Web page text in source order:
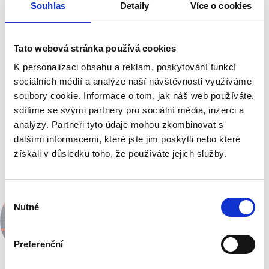
Souhlas Detaily Více o cookies
Tato webová stránka používá cookies
K personalizaci obsahu a reklam, poskytování funkcí
sociálních médií a analýze naší návštěvnosti využíváme
soubory cookie. Informace o tom, jak náš web používáte,
sdílíme se svými partnery pro sociální média, inzerci a
analýzy. Partneři tyto údaje mohou zkombinovat s
dalšími informacemi, které jste jim poskytli nebo které
získali v důsledku toho, že používáte jejich služby.
ý
ě
Nutné
Preferenční
Kontaktujte nás